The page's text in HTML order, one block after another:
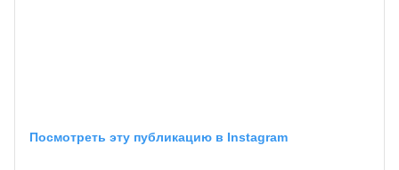
Посмотреть эту публикацию в Instagram